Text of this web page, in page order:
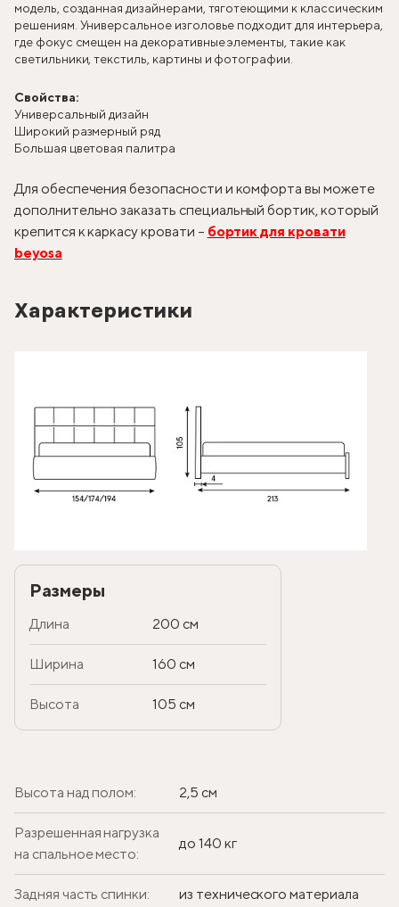
модель, созданная дизайнерами, тяготеющими к классическим
решениям. Универсальное изголовье подходит для интерьера,
где фокус смещен на декоративные элементы, такие как
светильники, текстиль, картины и фотографии.
Свойства:
Универсальный дизайн
Широкий размерный ряд
Большая цветовая палитра
Для обеспечения безопасности и комфорта вы можете
дополнительно заказать специальный бортик, который
крепится к каркасу кровати – бортик для кровати
beyosa
Характеристики
Размеры
Длина 200 см
Ширина 160 см
Высота 105 см
Высота над полом: 2,5 см
Разрешенная нагрузка
на спальное место:
до 140 кг
Задняя часть спинки: из технического материала